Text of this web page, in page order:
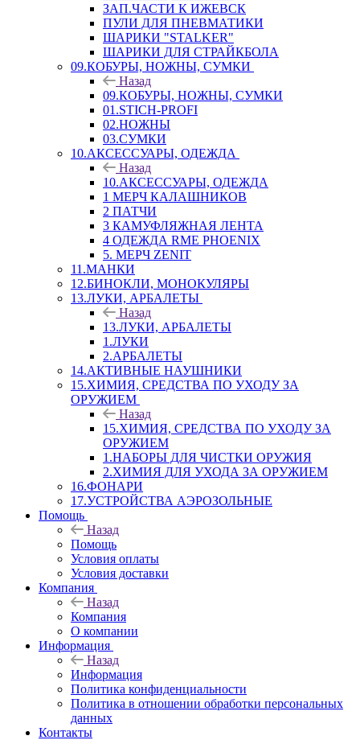
ЗАП.ЧАСТИ К ИЖЕВСК
ПУЛИ ДЛЯ ПНЕВМАТИКИ
ШАРИКИ "STALKER"
ШАРИКИ ДЛЯ СТРАЙКБОЛА
09.КОБУРЫ, НОЖНЫ, СУМКИ
Назад
09.КОБУРЫ, НОЖНЫ, СУМКИ
01.STICH-PROFI
02.НОЖНЫ
03.СУМКИ
10.АКСЕССУАРЫ, ОДЕЖДА
Назад
10.АКСЕССУАРЫ, ОДЕЖДА
1 МЕРЧ КАЛАШНИКОВ
2 ПАТЧИ
3 КАМУФЛЯЖНАЯ ЛЕНТА
4 ОДЕЖДА RME PHOENIX
5. МЕРЧ ZENIT
11.МАНКИ
12.БИНОКЛИ, МОНОКУЛЯРЫ
13.ЛУКИ, АРБАЛЕТЫ
Назад
13.ЛУКИ, АРБАЛЕТЫ
1.ЛУКИ
2.АРБАЛЕТЫ
14.АКТИВНЫЕ НАУШНИКИ
15.ХИМИЯ, СРЕДСТВА ПО УХОДУ ЗА
ОРУЖИЕМ
Назад
15.ХИМИЯ, СРЕДСТВА ПО УХОДУ ЗА
ОРУЖИЕМ
1.НАБОРЫ ДЛЯ ЧИСТКИ ОРУЖИЯ
2.ХИМИЯ ДЛЯ УХОДА ЗА ОРУЖИЕМ
16.ФОНАРИ
17.УСТРОЙСТВА АЭРОЗОЛЬНЫЕ
Помощь
Назад
Помощь
Условия оплаты
Условия доставки
Компания
Назад
Компания
О компании
Информация
Назад
Информация
Политика конфиденциальности
Политика в отношении обработки персональных
данных
Контакты